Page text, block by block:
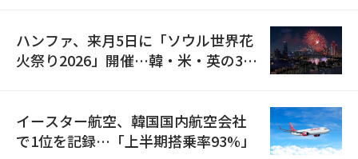
ハンファ、来月5日に「ソウル世界花
火祭り2026」開催…韓・米・英の3カ
イースター航空、韓国国内航空会社
で1位を記録…「上半期搭乗率93%」